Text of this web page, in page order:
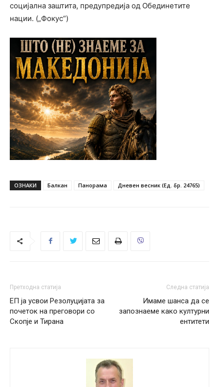
социјална заштита, предупредија од Обединетите
нации. („Фокус“)
ОЗНАКИ Балкан Панорама Дневен весник (Ед. бр. 24765)
Претходна статија
ЕП ја усвои Резолуцијата за
почеток на преговори со
Скопје и Тирана
Следна статија
Имаме шанса да се
запознаеме како културни
ентитети